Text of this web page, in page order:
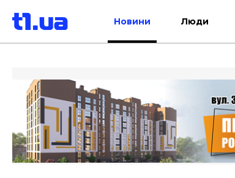
Новини Люди